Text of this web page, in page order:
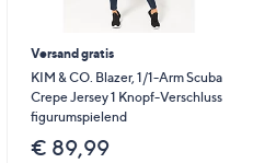
Versand gratis
KIM & CO. Blazer, 1/1-Arm Scuba
Crepe Jersey 1 Knopf-Verschluss
figurumspielend
€ 89,99